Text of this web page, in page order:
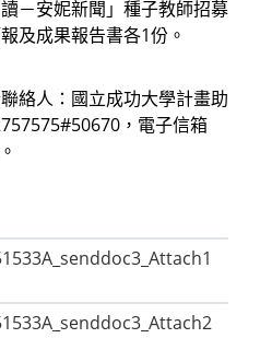
－安妮新聞」種子教師招募
及成果報告書各1份。
絡人：國立成功大學計畫助
，電子信箱